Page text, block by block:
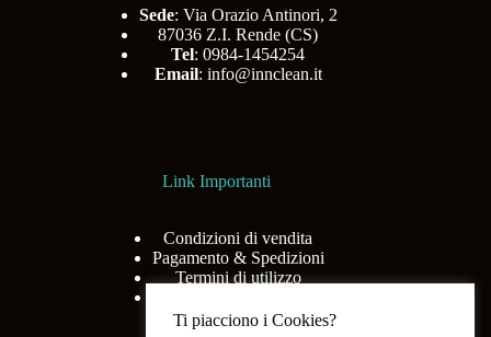
Sede: Via Orazio Antinori, 2
87036 Z.I. Rende (CS)
Tel: 0984-1454254
Email: info@innclean.it
Link Importanti
Condizioni di vendita
Pagamento & Spedizioni
Termini di utilizzo
Ti piacciono i Cookies?